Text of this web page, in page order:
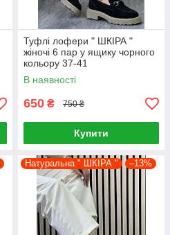
Туфлі лофери " ШКІРА "
жіночі 6 пар у ящику чорного
кольору 37-41
В наявності
650 ₴ 750 ₴
Купити
Натуральна " ШКІРА " –13%